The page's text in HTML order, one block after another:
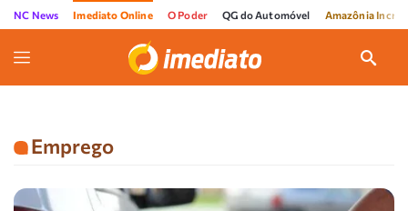
NC News Imediato Online O Poder QG do Automóvel Amazônia
Emprego